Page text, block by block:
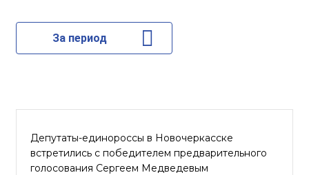
За период
Депутаты-единороссы в Новочеркасске
встретились с победителем предварительного
голосования Сергеем Медведевым